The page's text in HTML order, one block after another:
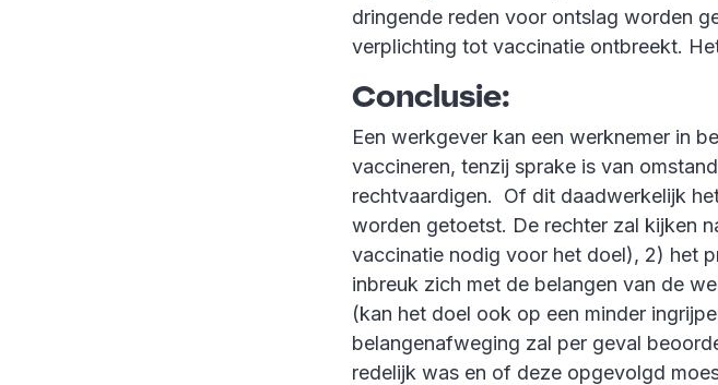
dringende reden voor ontslag worden
verplichting tot vaccinatie ontbreekt.
Conclusie:
Een werkgever kan een werknemer in
vaccineren, tenzij sprake is van
rechtvaardigen. Of dit daadwerkelijk
worden getoetst. De rechter zal kijken
vaccinatie nodig voor het doel), 2) het
inbreuk zich met de belangen van de
(kan het doel ook op een minder
belangenafweging zal per geval
redelijk was en of deze opgevolgd